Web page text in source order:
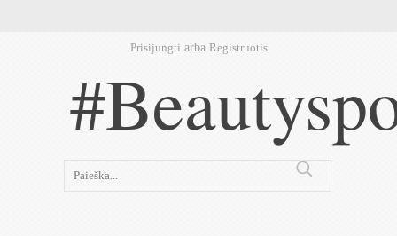
Prisijungti arba Registruotis